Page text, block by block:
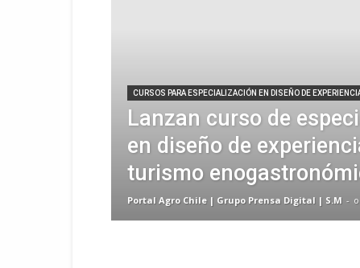
CURSOS PARA ESPECIALIZACIÓN EN DISEÑO DE
Lanzan curso de
en diseño de
turismo
Portal Agro Chile | Grupo Prensa Digital | S.M -